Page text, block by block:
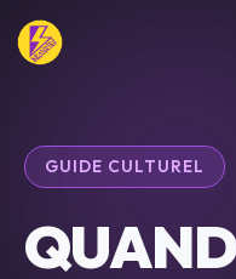
GUIDE CULTUREL